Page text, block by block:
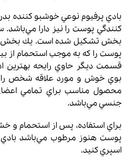
بادي پرفيوم نوعي خوشبو كننده
كنندگي پوست را نيز دارا مي‌باشد.
بخش تشكيل شده است. يك بخش
پوست را كه به موجب استحمام از
قسمت ديگر حاوي رايحه بهترين
بوي خوش و مورد علاقه شخص را
محصول مناسب براي تمامي
جنسي مي‌باشد.
براي استفاده، پس از استحمام و
پوست هنوز مرطوب مي‌باشد بادي
اسپري كنيد.